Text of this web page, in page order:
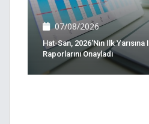
07/08/2026
Hat-San, 2026'nın Ilk
Raporlarını Onayladı